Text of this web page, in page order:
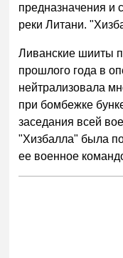
предназначения и
реки Литани.
Ливанские шииты
прошлого года в
нейтрализовала
при бомбежке
заседания всей
"Хизбалла" была
ее военное